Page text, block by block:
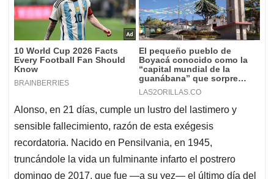
Alonso, en 21 días, cumple un lustro del lastimero y
sensible fallecimiento, razón de esta exégesis
recordatoria. Nacido en Pensilvania, en 1945,
truncándole la vida un fulminante infarto el postrero
domingo de 2017, que fue —a su vez— el último día del